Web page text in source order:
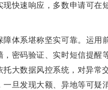
现快速响应，多数申请可在
系堪称坚实可靠。运用
，密码验证、实时短信提醒
托大数据风控系统，对异常
一旦发现大额、异地等可疑